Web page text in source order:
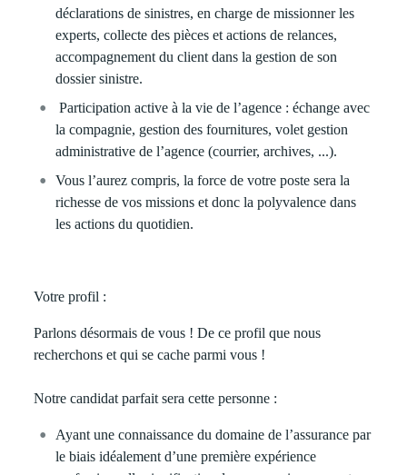
déclarations de sinistres, en charge de missionner les
experts, collecte des pièces et actions de relances,
accompagnement du client dans la gestion de son
dossier sinistre.
Participation active à la vie de l’agence : échange avec
la compagnie, gestion des fournitures, volet gestion
administrative de l’agence (courrier, archives, ...).
Vous l’aurez compris, la force de votre poste sera la
richesse de vos missions et donc la polyvalence dans
les actions du quotidien.
Votre profil :
Parlons désormais de vous ! De ce profil que nous
recherchons et qui se cache parmi vous !
Notre candidat parfait sera cette personne :
Ayant une connaissance du domaine de l’assurance par
le biais idéalement d’une première expérience